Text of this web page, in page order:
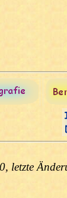
letzte